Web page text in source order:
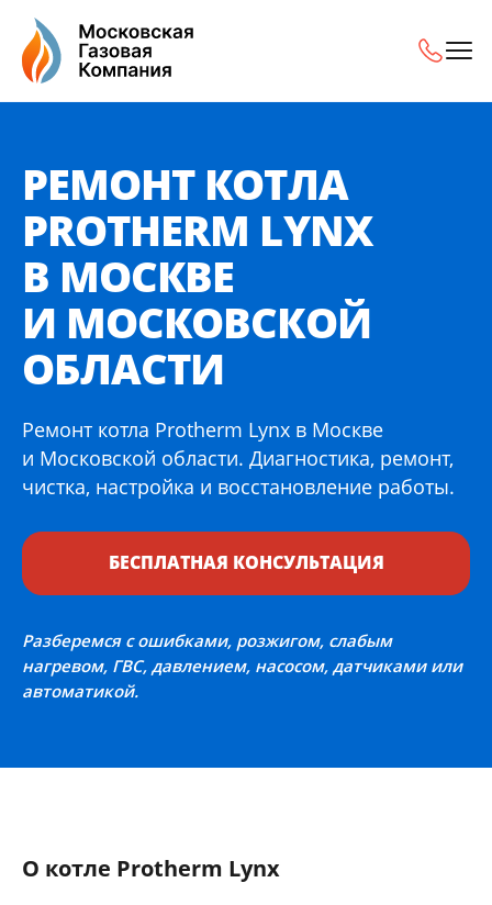
РЕМОНТ КОТЛА
PROTHERM LYNX
В МОСКВЕ
И МОСКОВСКОЙ
ОБЛАСТИ
Ремонт котла Protherm Lynx в Москве
и Московской области. Диагностика, ремонт,
чистка, настройка и восстановление работы.
БЕСПЛАТНАЯ КОНСУЛЬТАЦИЯ
Разберемся с ошибками, розжигом, слабым
нагревом, ГВС, давлением, насосом, датчиками или
автоматикой.
О котле Protherm Lynx